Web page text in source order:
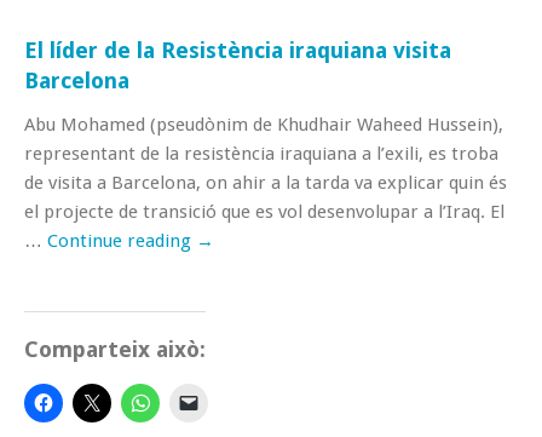
El líder de la Resistència iraquiana visita
Barcelona
Abu Mohamed (pseudònim de Khudhair Waheed Hussein),
representant de la resistència iraquiana a l’exili, es troba
de visita a Barcelona, on ahir a la tarda va explicar quin és
el projecte de transició que es vol desenvolupar a l’Iraq. El
… Continue reading →
Comparteix això: